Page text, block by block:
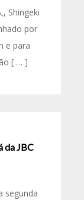
Shingeki
por
e para
[ … ]
da JBC
segunda